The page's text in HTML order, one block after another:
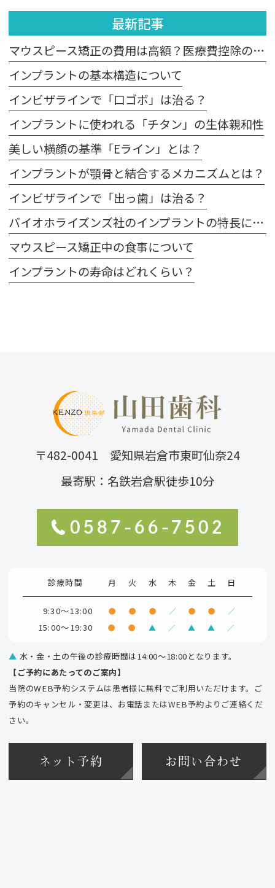
最新記事
マウスピース矯正の費用は高額？医療費控除の適用は？
インプラントの基本構造について
インビザラインで「口ゴボ」は治る？
インプラントに使われる「チタン」の生体親和性
美しい横顔の基準「Eライン」とは？
インプラントが顎骨と結合するメカニズムとは？
インビザラインで「出っ歯」は治る？
バイオホライズンズ社のインプラントの特長について
マウスピース矯正中の食事について
インプラントの寿命はどれくらい？
〒482-0041 愛知県岩倉市東町仙奈24
最寄駅：名鉄岩倉駅徒歩10分
0587-66-7502
診療時間 月 火 水 木 金 土 日
9:30～13:00 ● ● ● ／ ● ● ／
15:00～19:30 ● ● ▲ ／ ▲ ▲ ／
▲ 水・金・土の午後の診療時間は14:00～18:00となります。
【ご予約にあたってのご案内】
当院のWEB予約システムは患者様に無料でご利用いただけます。ご
予約のキャンセル・変更は、お電話またはWEB予約よりご連絡くだ
さい。
ネット予約 お問い合わせ